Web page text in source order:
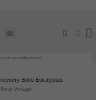
♥ versandkostenfrei
Boho Eukalyptus
Vintage